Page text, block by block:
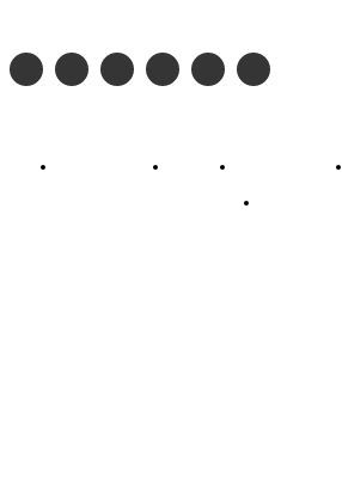
Profil Madu TV Redaksi Pedoman Siber